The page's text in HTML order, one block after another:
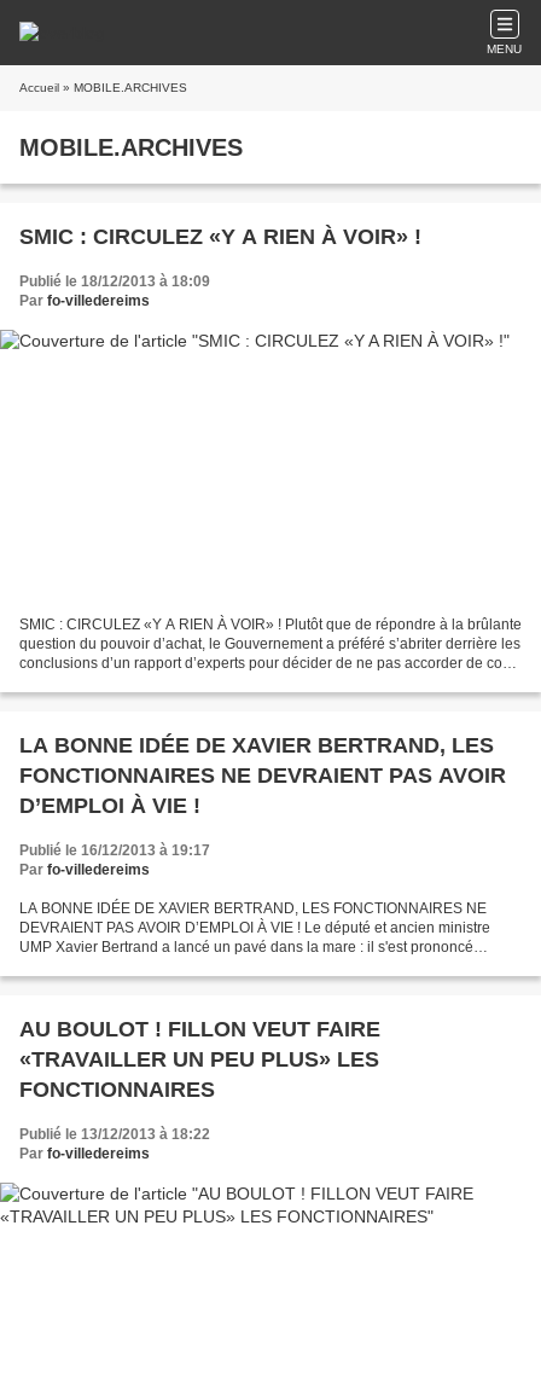
MENU
Accueil » MOBILE.ARCHIVES
MOBILE.ARCHIVES
SMIC : CIRCULEZ «Y A RIEN À VOIR» !
Publié le 18/12/2013 à 18:09
Par fo-villedereims
SMIC : CIRCULEZ «Y A RIEN À VOIR» ! Plutôt que de répondre à la brûlante
question du pouvoir d’achat, le Gouvernement a préféré s’abriter derrière les
conclusions d’un rapport d’experts pour décider de ne pas accorder de coup
LA BONNE IDÉE DE XAVIER BERTRAND, LES
FONCTIONNAIRES NE DEVRAIENT PAS AVOIR
D’EMPLOI À VIE !
Publié le 16/12/2013 à 19:17
Par fo-villedereims
LA BONNE IDÉE DE XAVIER BERTRAND, LES FONCTIONNAIRES NE
DEVRAIENT PAS AVOIR D’EMPLOI À VIE ! Le député et ancien ministre
UMP Xavier Bertrand a lancé un pavé dans la mare : il s'est prononcé
AU BOULOT ! FILLON VEUT FAIRE
«TRAVAILLER UN PEU PLUS» LES
FONCTIONNAIRES
Publié le 13/12/2013 à 18:22
Par fo-villedereims